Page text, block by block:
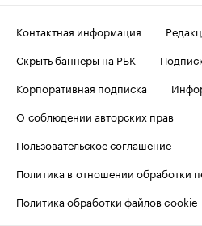
Контактная информация
Скрыть баннеры на РБК
Корпоративная подписка
О соблюдении авторских прав
Пользовательское соглашение
Политика в отношении обработки
Политика обработки файлов cookie